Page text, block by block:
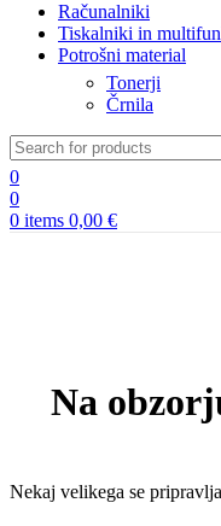
Računalniki
Tiskalniki in
Potrošni material
Tonerji
Črnila
0
0
0 items 0,00 €
Na
Nekaj ​​velikega se